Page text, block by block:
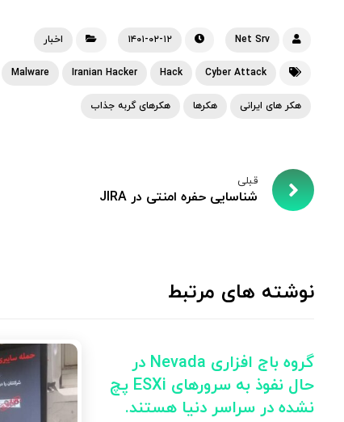
Net Srv ۱۴۰۱-۰۲-۱۲ اخبار
Cyber Attack
Hack
Iranian Hacker
Malware
هکر های ایرانی هکرها هکرهای گربه جذاب
قبلی
شناسایی حفره امنتی در JIRA
نوشته های مرتبط
گروه باج افزاری Nevada در
حال نفوذ به سرورهای ESXi پچ
نشده در سراسر دنیا هستند.